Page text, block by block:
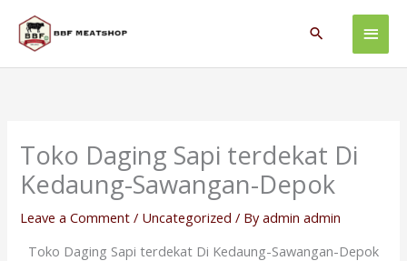
content
Main
Search
Toko Daging Sapi terdekat Di
Kedaung-Sawangan-Depok
Leave a Comment / Uncategorized / Byadmin admin
Toko Daging Sapi terdekat Di Kedaung-Sawangan-Depok